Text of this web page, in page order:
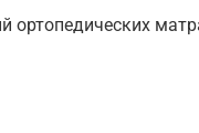
ортопедических